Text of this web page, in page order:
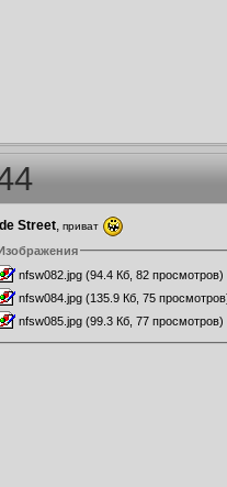
Street, приват
nfsw082.jpg (94.4 Кб, 82 просмотров)
nfsw084.jpg (135.9 Кб, 75
nfsw085.jpg (99.3 Кб, 77 просмотров)